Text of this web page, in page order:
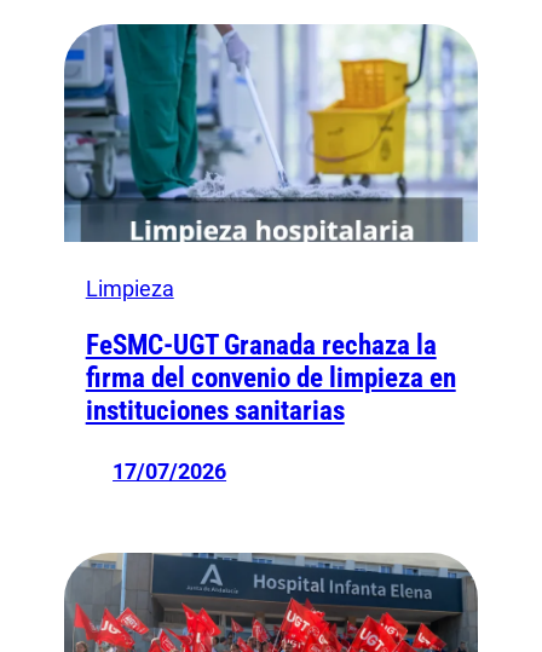
Limpieza
FeSMC-UGT Granada rechaza la
firma del convenio de limpieza en
instituciones sanitarias
17/07/2026